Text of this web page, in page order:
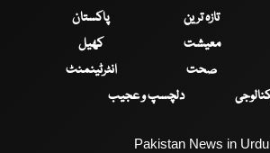
تازہ ترین
پاکستان
معیشت
کھیل
صحت
انٹرٹینمنٹ
دلچسپ و عجیب
Pakistan News in Urdu